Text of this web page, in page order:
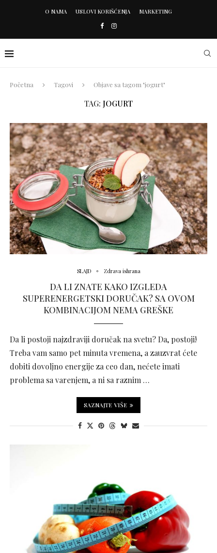
O NAMA USLOVI KORIŠĆENJA MARKETING
Početna Tagovi Objave sa tagom "jogurt"
TAG: JOGURT
SLAJD Zdrava ishrana
DA LI ZNATE KAKO IZGLEDA
SUPERENERGETSKI DORUČAK? SA OVOM
KOMBINACIJOM NEMA GREŠKE
Da li postoji najzdraviji doručak na svetu? Da, postoji!
Treba vam samo pet minuta vremena, a zauzvrat ćete
dobiti dovoljno energije za ceo dan, nećete imati
problema sa varenjem, a ni sa raznim …
SAZNAJTE VIŠE